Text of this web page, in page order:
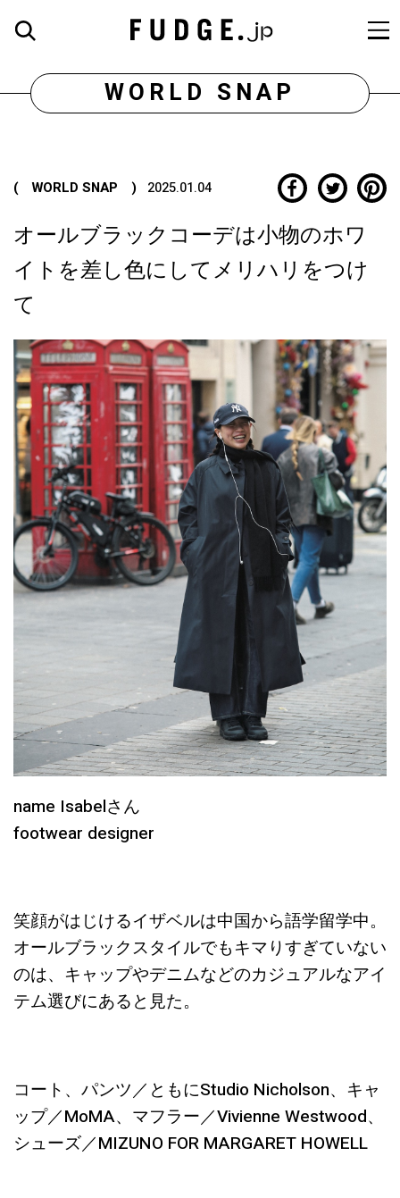
WORLD SNAP
( WORLD SNAP ) 2025.01.04
オールブラックコーデは小物のホワ
イトを差し色にしてメリハリをつけ
て
name Isabelさん
footwear designer
笑顔がはじけるイザベルは中国から語学留学中。
オールブラックスタイルでもキマりすぎていない
のは、キャップやデニムなどのカジュアルなアイ
テム選びにあると見た。
コート、パンツ／ともにStudio Nicholson、キャ
ップ／MoMA、マフラー／Vivienne Westwood、
シューズ／MIZUNO FOR MARGARET HOWELL